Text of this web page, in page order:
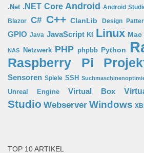
.Net .NET Core Android Android
Blazor C# C++ ClanLib Design
GPIO Java JavaScript KI Linux Mac
NAS Netzwerk PHP phpbb Python
Raspberry Pi
Sensoren Spiele SSH
Unreal Engine
Virtual Box
Studio Webserver Windows
TOP 10 ARTIKEL